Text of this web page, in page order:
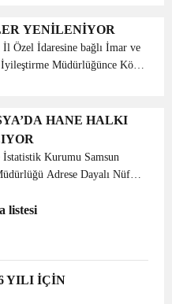
söyledi. Konuyla ilgili bir
yapan ...
YENİLENİYOR
İl Özel İdaresine bağlı İmar ve
Müdürlüğünce Köy
göçü engellemek ve ülke
tarım ve hayvancılık...
HANE HALKI
Kurumu Samsun
Adrese Dayalı Nüfus
“Amasya ili İstatistiklerle
listesi
YILI İÇİN